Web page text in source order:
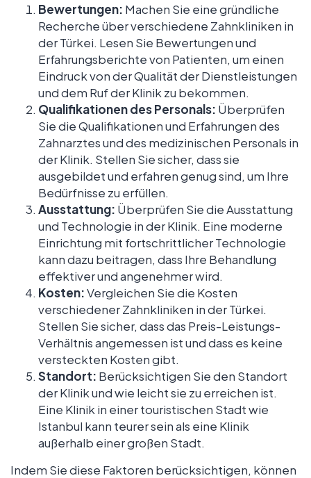
Bewertungen: Machen Sie eine gründliche
Recherche über verschiedene Zahnkliniken in
der Türkei. Lesen Sie Bewertungen und
Erfahrungsberichte von Patienten, um einen
Eindruck von der Qualität der Dienstleistungen
und dem Ruf der Klinik zu bekommen.
Qualifikationen des Personals: Überprüfen
Sie die Qualifikationen und Erfahrungen des
Zahnarztes und des medizinischen Personals in
der Klinik. Stellen Sie sicher, dass sie
ausgebildet und erfahren genug sind, um Ihre
Bedürfnisse zu erfüllen.
Ausstattung: Überprüfen Sie die Ausstattung
und Technologie in der Klinik. Eine moderne
Einrichtung mit fortschrittlicher Technologie
kann dazu beitragen, dass Ihre Behandlung
effektiver und angenehmer wird.
Kosten:Vergleichen Sie die Kosten
verschiedener Zahnkliniken in der Türkei.
Stellen Sie sicher, dass das Preis-Leistungs-
Verhältnis angemessen ist und dass es keine
versteckten Kosten gibt.
Standort: Berücksichtigen Sie den Standort
der Klinik und wie leicht sie zu erreichen ist.
Eine Klinik in einer touristischen Stadt wie
Istanbul kann teurer sein als eine Klinik
außerhalb einer großen Stadt.
Indem Sie diese Faktoren berücksichtigen, können